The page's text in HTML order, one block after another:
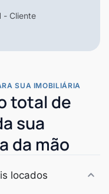
SUA IMOBILIÁRIA
total de
sua
da mão
locados
- Cliente